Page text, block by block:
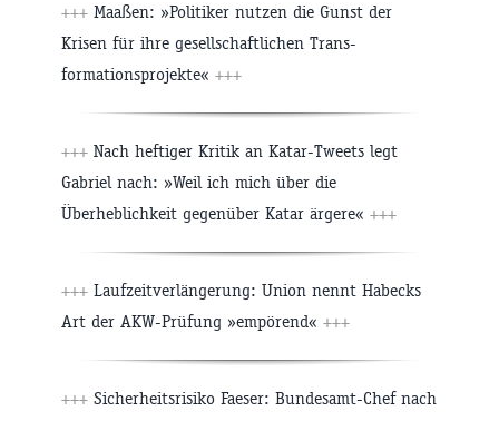
+++ Maaßen: »Politiker nutzen die Gunst der
Krisen für ihre gesellschaftlichen Trans-
formationsprojekte« +++
+++ Nach heftiger Kritik an Katar-Tweets legt
Gabriel nach: »Weil ich mich über die
Überheblichkeit gegenüber Katar ärgere« +++
+++ Laufzeitverlängerung: Union nennt Habecks
Art der AKW-Prüfung »empörend« +++
+++ Sicherheitsrisiko Faeser: Bundesamt-Chef nach